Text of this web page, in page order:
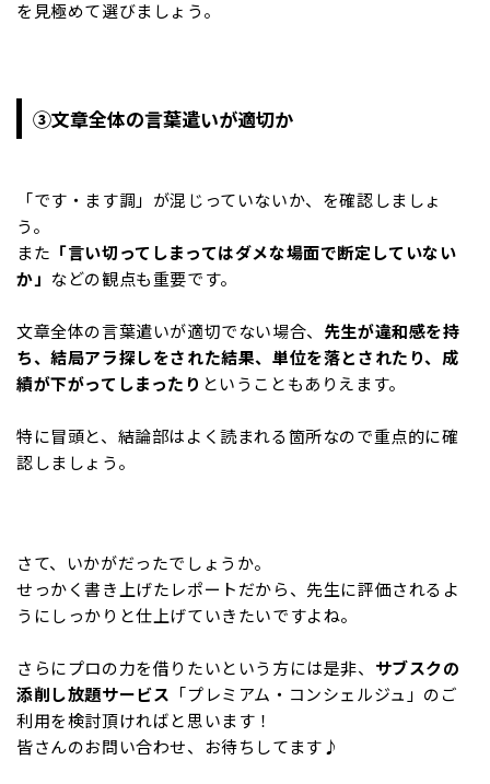
を見極めて選びましょう。
③文章全体の言葉遣いが適切か
「です・ます調」が混じっていないか、を確認しましょ
う。
また 「言い切ってしまってはダメな場面で断定していない
か」 などの観点も重要です。
文章全体の言葉遣いが適切でない場合、 先生が違和感を持
ち、結局アラ探しをされた結果、単位を落とされたり、成
績が下がってしまったり ということもありえます。
特に冒頭と、結論部はよく読まれる箇所なので重点的に確
認しましょう。
さて、いかがだったでしょうか。
せっかく書き上げたレポートだから、先生に評価されるよ
うにしっかりと仕上げていきたいですよね。
さらにプロの力を借りたいという方には是非、 サブスクの
添削し放題サービス 「プレミアム・コンシェルジュ」のご
利用を検討頂ければと思います！
皆さんのお問い合わせ、お待ちしてます♪